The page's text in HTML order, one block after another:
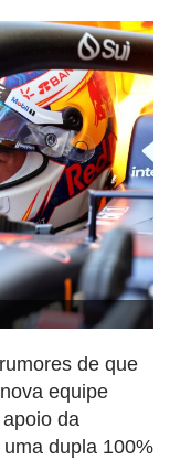
de que
equipe
da
dupla 100%